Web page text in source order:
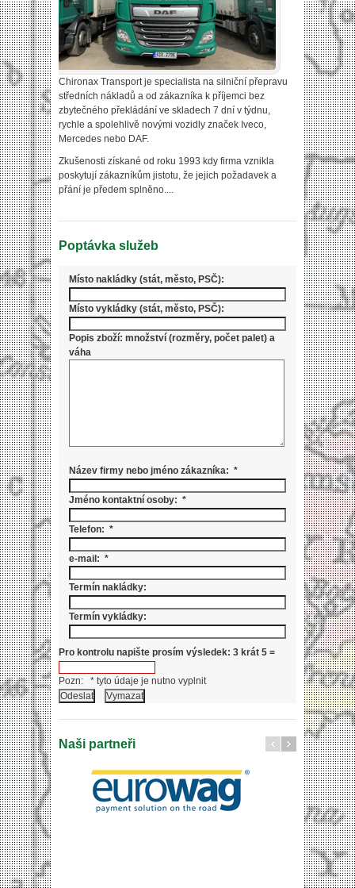
Chironax Transport je specialista na silniční přepravu
středních nákladů a od zákazníka k příjemci bez
zbytečného překládání ve skladech 7 dní v týdnu,
rychle a spolehlivě novými vozidly značek Iveco,
Mercedes nebo DAF.
Zkušenosti získané od roku 1993 kdy firma vznikla
poskytují zákazníkům jistotu, že jejich požadavek a
přání je předem splněno....
Poptávka služeb
Místo nakládky (stát, město, PSČ):
Místo vykládky (stát, město, PSČ):
Popis zboží: množství (rozměry, počet palet) a
váha
Název firmy nebo jméno zákazníka: *
Jméno kontaktní osoby: *
Telefon: *
e-mail: *
Termín nakládky:
Termín vykládky:
Pro kontrolu napište prosím výsledek: 3 krát 5 =
Pozn: * tyto údaje je nutno vyplnit
Naši partneři